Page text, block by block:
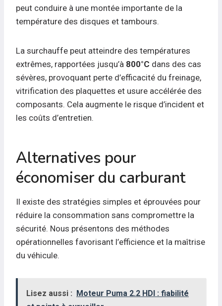
peut conduire à une montée importante de la
température des disques et tambours.
La surchauffe peut atteindre des températures
extrêmes, rapportées jusqu’à 800°C dans des cas
sévères, provoquant perte d’efficacité du freinage,
vitrification des plaquettes et usure accélérée des
composants. Cela augmente le risque d’incident et
les coûts d’entretien.
Alternatives pour
économiser du carburant
Il existe des stratégies simples et éprouvées pour
réduire la consommation sans compromettre la
sécurité. Nous présentons des méthodes
opérationnelles favorisant l’efficience et la maîtrise
du véhicule.
Lisez aussi : Moteur Puma 2.2 HDI : fiabilité